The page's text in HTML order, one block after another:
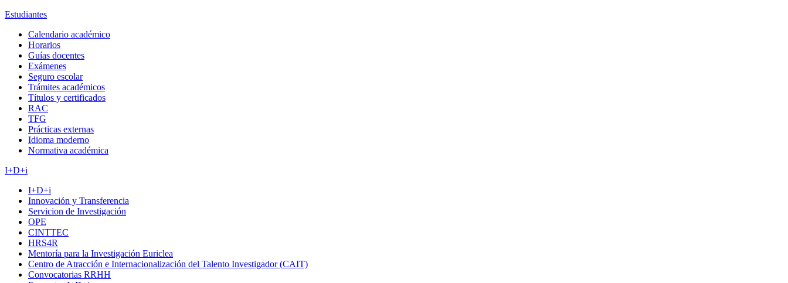
Estudiantes
Calendario académico
Horarios
Guías docentes
Exámenes
Seguro escolar
Trámites académicos
Títulos y certificados
RAC
TFG
Prácticas externas
Idioma moderno
Normativa académica
I+D+i
I+D+i
Innovación y Transferencia
Servicion de Investigación
OPE
CINTTEC
HRS4R
Mentoría para la Investigación Euriclea
Centro de Atracción e Internacionalización del Talento Investigador (CAIT)
Convocatorias RRHH